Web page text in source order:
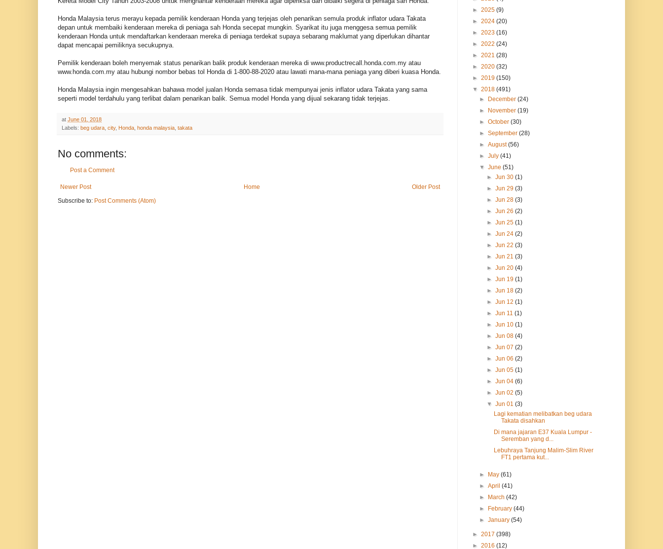
Honda Malaysia terus merayu kepada pemilik kenderaan Honda yang terjejas oleh penarikan semula produk inflator udara Takata
depan untuk membaiki kenderaan mereka di peniaga sah Honda secepat mungkin. Syarikat itu juga menggesa semua pemilik
kenderaan Honda untuk mendaftarkan kenderaan mereka di peniaga terdekat supaya sebarang maklumat yang diperlukan dihantar
dapat mencapai pemiliknya secukupnya.
Pemilik kenderaan boleh menyemak status penarikan balik produk kenderaan mereka di www.productrecall.honda.com.my atau
www.honda.com.my atau hubungi nombor bebas tol Honda di 1-800-88-2020 atau lawati mana-mana peniaga yang diberi kuasa Honda.
Honda Malaysia ingin mengesahkan bahawa model jualan Honda semasa tidak mempunyai jenis inflator udara Takata yang sama
seperti model terdahulu yang terlibat dalam penarikan balik. Semua model Honda yang dijual sekarang tidak terjejas.
at June 01, 2018
Labels: beg udara city, Honda honda malaysia takata
No comments:
Post a Comment
Newer Post Older Post
Home
Subscribe to: Post Comments (Atom)
► 2025 (9)
► 2024 (20)
► 2023 (16)
► 2022 (24)
► 2021 (28)
► 2020 (32)
► 2019 (150)
▼ 2018 (491)
► December(24)
► November(19)
►October(30)
►September(28)
►August(56)
►July(41)
▼June(51)
► Jun 30 (1)
► Jun 29 (3)
► Jun 28 (3)
► Jun 26 (2)
► Jun 25 (1)
► Jun 24 (2)
► Jun 22 (3)
► Jun 21 (3)
► Jun 20 (4)
► Jun 19 (1)
► Jun 18 (2)
► Jun 12 (1)
► Jun 11 (1)
► Jun 10 (1)
► Jun 08 (4)
► Jun 07 (2)
► Jun 06 (2)
► Jun 05 (1)
► Jun 04 (6)
► Jun 02 (5)
▼ Jun 01 (3)
Lagi kematian melibatkan beg udara
Takata disahkan
Di mana jajaran E37 Kuala Lumpur -
Seremban yang d...
Lebuhraya Tanjung Malim-Slim River
FT1 pertama kut...
► May(61)
►April(41)
► March(42)
► February(44)
►January(54)
► 2017 (398)
► 2016 (12)